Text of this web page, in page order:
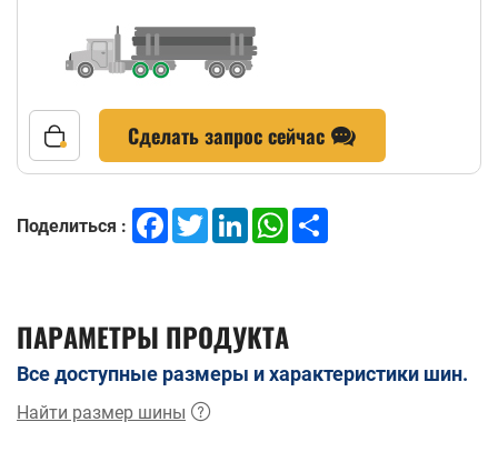
Сделать запрос сейчас
Поделиться : FacebookTwitterLinkedInWhatsApp
ПАРАМЕТРЫ ПРОДУКТА
Все доступные размеры и характеристики шин.
Найти размер шины